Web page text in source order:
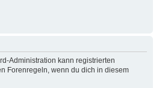
Administration kann registrierten
Forenregeln, wenn du dich in diesem